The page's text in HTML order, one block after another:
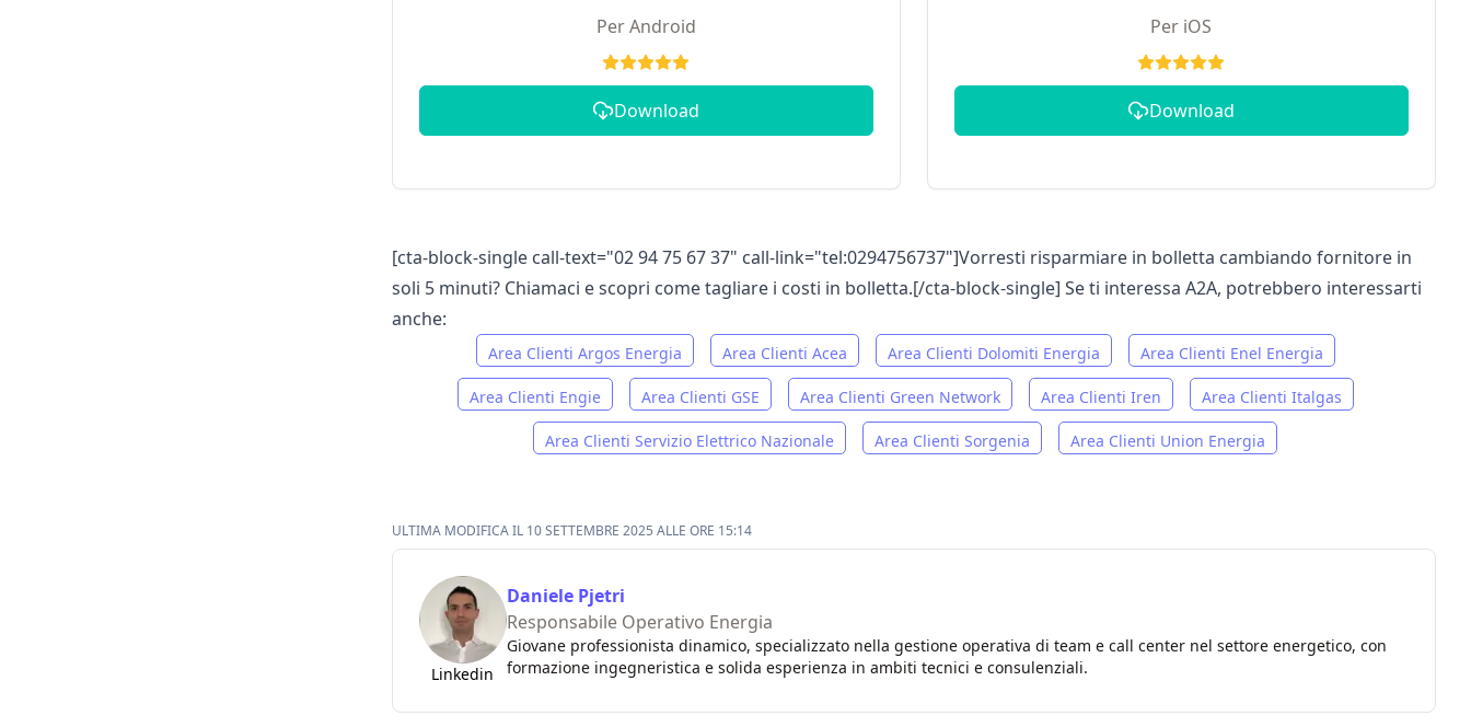
Per Android
Download
Per iOS
Download
[cta-block-single call-text="02 94 75 67 37" call-link="tel:0294756737"]Vorresti risparmiare in bolletta cambiando fornitore in
soli 5 minuti? Chiamaci e scopri come tagliare i costi in bolletta.[/cta-block-single] Se ti interessa A2A, potrebbero interessarti
anche:
Area Clienti Argos Energia Area Clienti Acea Area Clienti Dolomiti Energia Area Clienti Enel Energia
Area Clienti Engie Area Clienti GSE Area Clienti Green Network Area Clienti Iren Area Clienti Italgas
Area Clienti Servizio Elettrico Nazionale Area Clienti Sorgenia Area Clienti Union Energia
ULTIMA MODIFICA IL 10 SETTEMBRE 2025 ALLE ORE 15:14
Linkedin
Daniele Pjetri
Responsabile Operativo Energia
Giovane professionista dinamico, specializzato nella gestione operativa di team e call center nel settore energetico, con
formazione ingegneristica e solida esperienza in ambiti tecnici e consulenziali.